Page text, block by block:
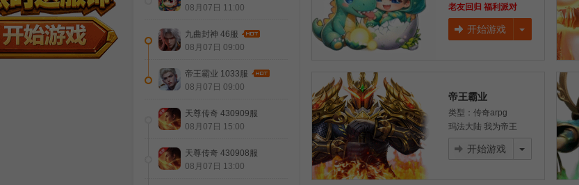
08月07日 11:00
九曲封神 46服
08月07日 09:00
帝王霸业 1033服
08月07日 09:00
天尊传奇 430909服
08月07日 15:00
天尊传奇 430908服
08月07日 13:00
老友回归 福利派对
开始游戏
帝王霸业
类型：传奇arpg
玛法大陆 我为帝王
开始游戏